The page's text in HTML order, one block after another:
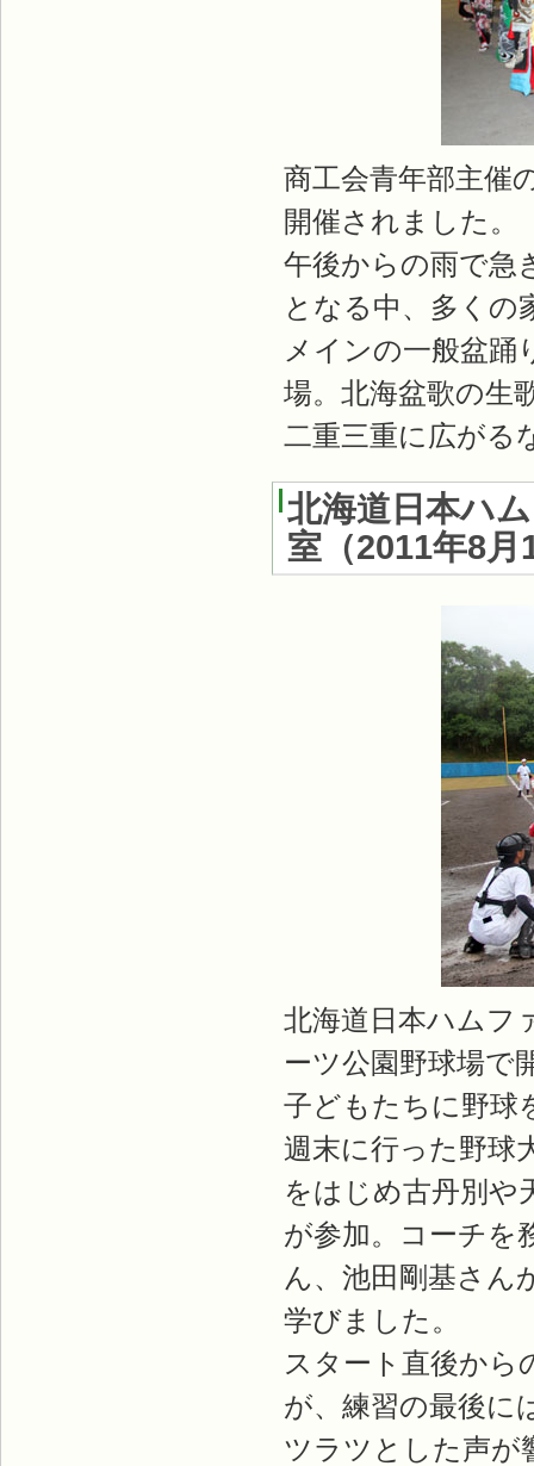
商工会青年部主催
開催されました。
午後からの雨で急
となる中、多くの
メインの一般盆踊
場。北海盆歌の生
二重三重に広がる
北海道日本ハ
室 （2011年8月
北海道日本ハムフ
ーツ公園野球場で
子どもたちに野球
週末に行った野球
をはじめ古丹別や
が参加。コーチを
ん、池田剛基さん
学びました。
スタート直後から
が、練習の最後に
ツラツとした声が